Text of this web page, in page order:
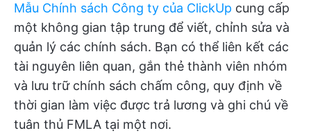
Mẫu Chính sách Công ty của ClickUp cung cấp
một không gian tập trung để viết, chỉnh sửa và
quản lý các chính sách. Bạn có thể liên kết các
tài nguyên liên quan, gắn thẻ thành viên nhóm
và lưu trữ chính sách chấm công, quy định về
thời gian làm việc được trả lương và ghi chú về
tuân thủ FMLA tại một nơi.